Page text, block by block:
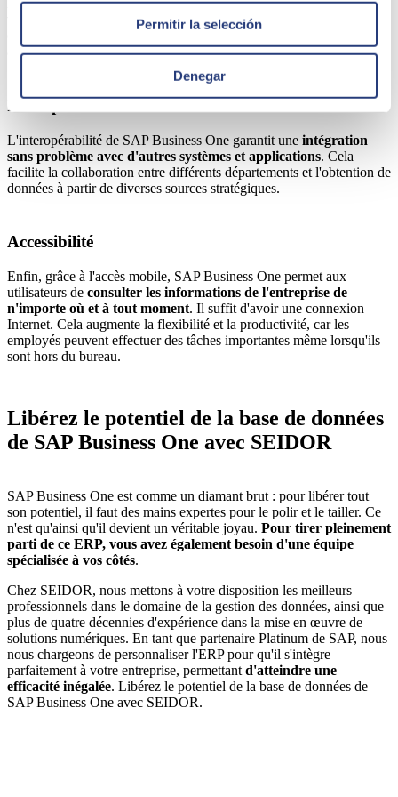
Permitir la selección
Denegar
Avec des capacités évolutives,SAP Business One grandit avec
. Que vous soyez en train de démarrer ou que votre
à vos besoins en évolution, sans perturber vos opérations.
Interopérabilité
L'interopérabilité de SAP Business One garantit une intégration
sans problème avec d'autres systèmes et applications. Cela
facilite la collaboration entre différents départements et l'obtention de
données à partir de diverses sources stratégiques.
Accessibilité
Enfin, grâce à l'accès mobile, SAP Business One permet aux
utilisateurs de consulter les informations de l'entreprise de
n'importe où et à tout moment. Il suffit d'avoir une connexion
Internet. Cela augmente la flexibilité et la productivité, car les
employés peuvent effectuer des tâches importantes même lorsqu'ils
sont hors du bureau.
Libérez le potentiel de la base de données
de SAP Business One avec SEIDOR
SAP Business One est comme un diamant brut : pour libérer tout
son potentiel, il faut des mains expertes pour le polir et le tailler. Ce
n'est qu'ainsi qu'il devient un véritable joyau. Pour tirer pleinement
parti de ce ERP, vous avez également besoin d'une équipe
spécialisée à vos côtés.
Chez SEIDOR, nous mettons à votre disposition les meilleurs
professionnels dans le domaine de la gestion des données, ainsi que
plus de quatre décennies d'expérience dans la mise en œuvre de
solutions numériques. En tant que partenaire Platinum de SAP, nous
nous chargeons de personnaliser l'ERP pour qu'il s'intègre
parfaitement à votre entreprise, permettant d'atteindre une
efficacité inégalée. Libérez le potentiel de la base de données de
SAP Business One avec SEIDOR.